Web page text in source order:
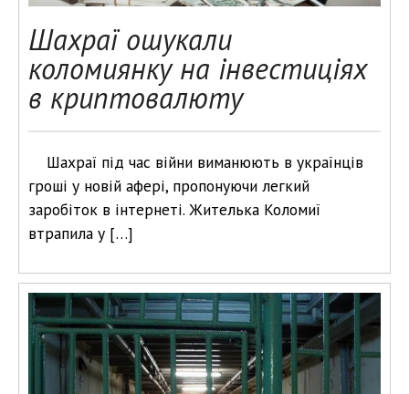
Шахраї ошукали
коломиянку на інвестиціях
в криптовалюту
Шахраї під час війни виманюють в українців
гроші у новій афері, пропонуючи легкий
заробіток в інтернеті. Жителька Коломиї
втрапила у […]